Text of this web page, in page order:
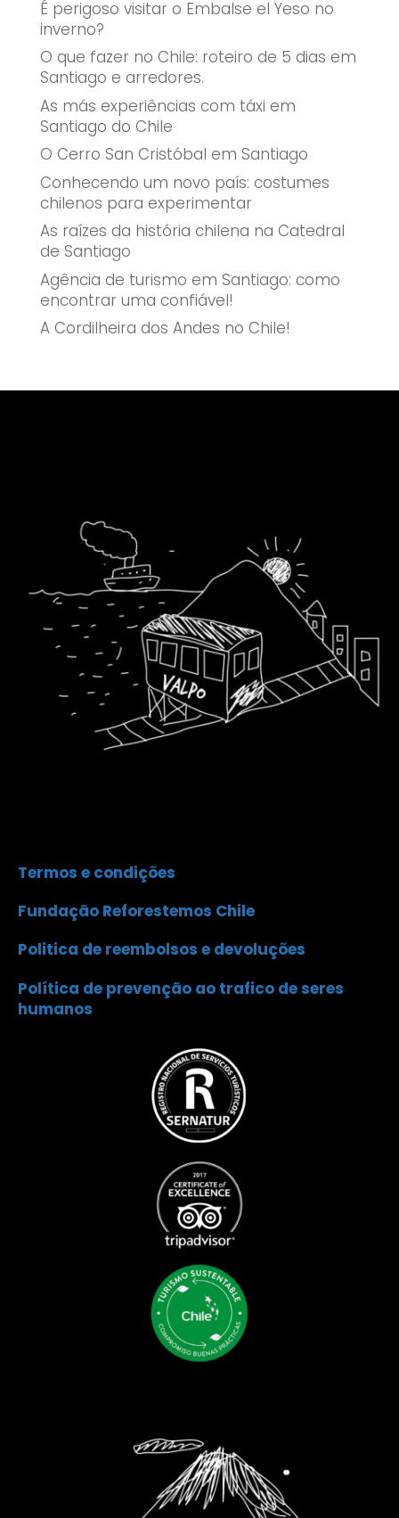
É perigoso visitar o Embalse el Yeso no
inverno?
O que fazer no Chile: roteiro de 5 dias em
Santiago e arredores.
As más experiências com táxi em
Santiago do Chile
O Cerro San Cristóbal em Santiago
Conhecendo um novo país: costumes
chilenos para experimentar
As raízes da história chilena na Catedral
de Santiago
Agência de turismo em Santiago: como
encontrar uma confiável!
A Cordilheira dos Andes no Chile!
Termos e condições
Fundação Reforestemos Chile
Politica de reembolsos e devoluções
Política de prevenção ao trafico de seres
humanos